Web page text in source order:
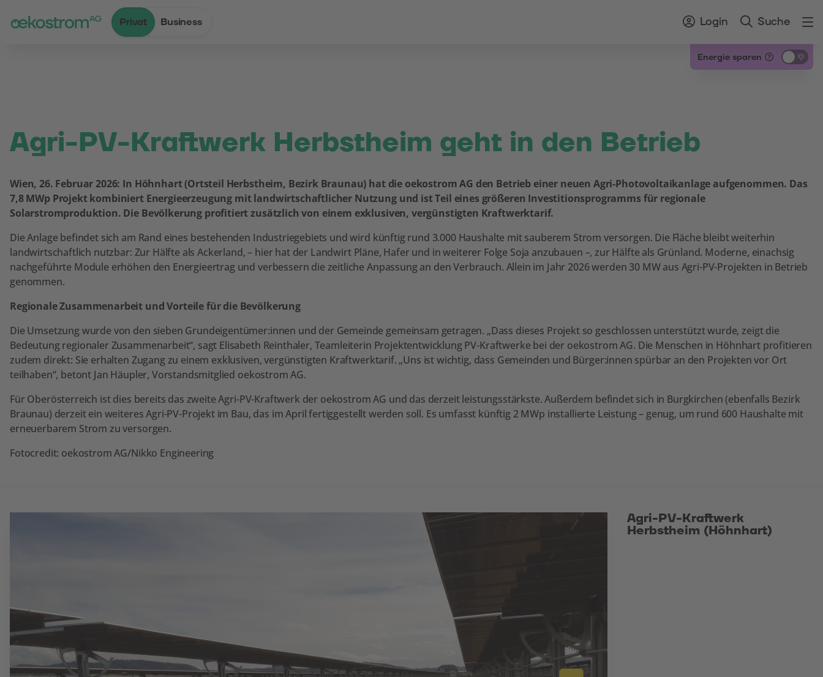
Privat Business Login Suche
Energie sparen
Agri-PV-Kraftwerk Herbstheim geht in den Betrieb
Wien, 26. Februar 2026: In Höhnhart (Ortsteil Herbstheim, Bezirk Braunau) hat die oekostrom AG den Betrieb einer neuen Agri-Photovoltaikanlage aufgenommen. Das
7,8 MWp Projekt kombiniert Energieerzeugung mit landwirtschaftlicher Nutzung und ist Teil eines größeren Investitionsprogramms für regionale
Solarstromproduktion. Die Bevölkerung profitiert zusätzlich von einem exklusiven, vergünstigten Kraftwerktarif.
Die Anlage befindet sich am Rand eines bestehenden Industriegebiets und wird künftig rund 3.000 Haushalte mit sauberem Strom versorgen. Die Fläche bleibt weiterhin
landwirtschaftlich nutzbar: Zur Hälfte als Ackerland, – hier hat der Landwirt Pläne, Hafer und in weiterer Folge Soja anzubauen –, zur Hälfte als Grünland. Moderne, einachsig
nachgeführte Module erhöhen den Energieertrag und verbessern die zeitliche Anpassung an den Verbrauch. Allein im Jahr 2026 werden 30 MW aus Agri-PV-Projekten in Betrieb
genommen.
Regionale Zusammenarbeit und Vorteile für die Bevölkerung
Die Umsetzung wurde von den sieben Grundeigentümer:innen und der Gemeinde gemeinsam getragen. „Dass dieses Projekt so geschlossen unterstützt wurde, zeigt die
Bedeutung regionaler Zusammenarbeit“, sagt Elisabeth Reinthaler, Teamleiterin Projektentwicklung PV-Kraftwerke bei der oekostrom AG. Die Menschen in Höhnhart profitieren
zudem direkt: Sie erhalten Zugang zu einem exklusiven, vergünstigten Kraftwerktarif. „Uns ist wichtig, dass Gemeinden und Bürger:innen spürbar an den Projekten vor Ort
teilhaben“, betont Jan Häupler, Vorstandsmitglied oekostrom AG.
Für Oberösterreich ist dies bereits das zweite Agri-PV-Kraftwerk der oekostrom AG und das derzeit leistungsstärkste. Außerdem befindet sich in Burgkirchen (ebenfalls Bezirk
Braunau) derzeit ein weiteres Agri-PV-Projekt im Bau, das im April fertiggestellt werden soll. Es umfasst künftig 2 MWp installierte Leistung – genug, um rund 600 Haushalte mit
erneuerbarem Strom zu versorgen.
Fotocredit: oekostrom AG/Nikko Engineering
Agri-PV-Kraftwerk
Herbstheim (Höhnhart)